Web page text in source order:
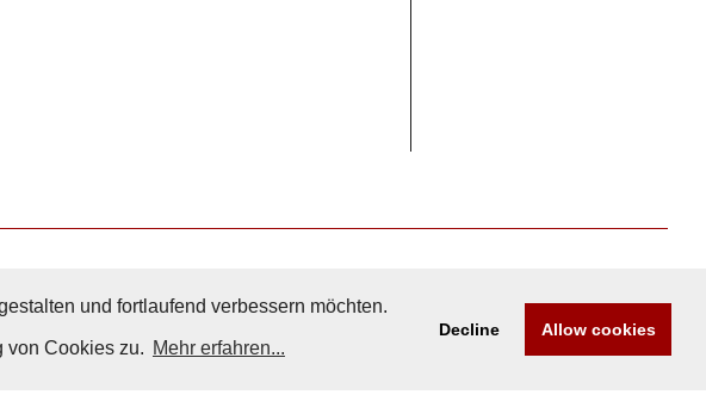
und fortlaufend verbessern möchten.
von Cookies zu. Mehr erfahren...
Decline Allow cookies